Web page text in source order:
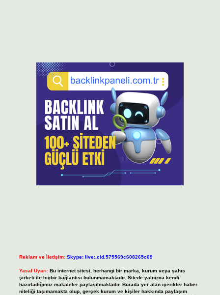
Reklam ve İletişim: Skype: live:.cid.575569c608265c69
Yasal Uyarı: Bu internet sitesi, herhangi bir marka, kurum veya şahıs
şirketi ile hiçbir bağlantısı bulunmamaktadır. Sitede yalnızca kendi
hazırladığımız makaleler paylaşılmaktadır. Burada yer alan içerikler haber
niteliği taşımamakta olup, gerçek kurum ve kişiler hakkında paylaşım